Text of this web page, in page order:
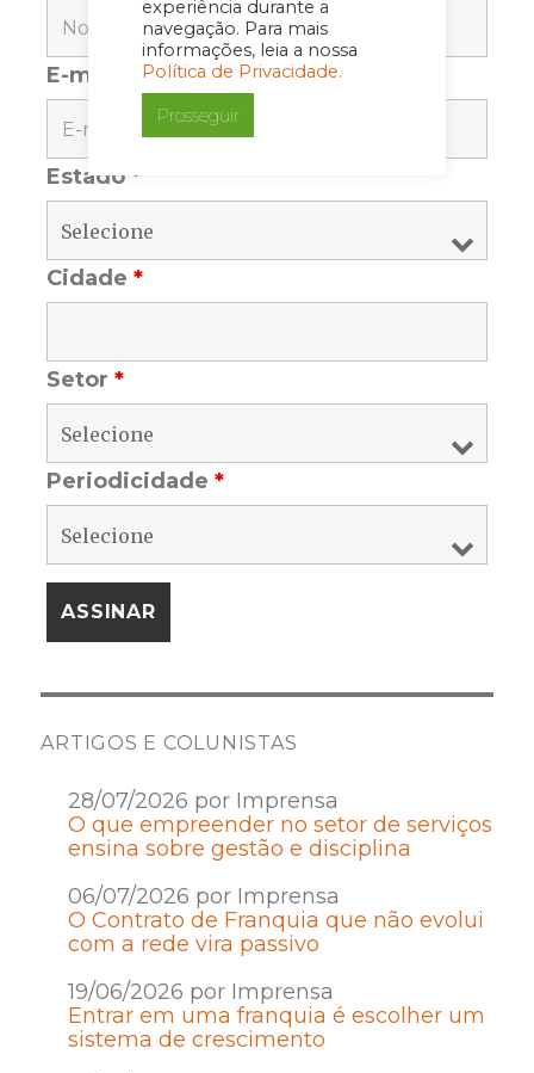
experiência durante a
navegação. Para mais
informações, leia a nossa
Política de Privacidade.
Prosseguir
E-mail
Estado *
Cidade*
Setor*
Periodicidade*
ARTIGOS E COLUNISTAS
28/07/2026 por Imprensa
O que empreender no setor de serviços
ensina sobre gestão e disciplina
06/07/2026 por Imprensa
O Contrato de Franquia que não evolui
com a rede vira passivo
19/06/2026 por Imprensa
Entrar em uma franquia é escolher um
sistema de crescimento